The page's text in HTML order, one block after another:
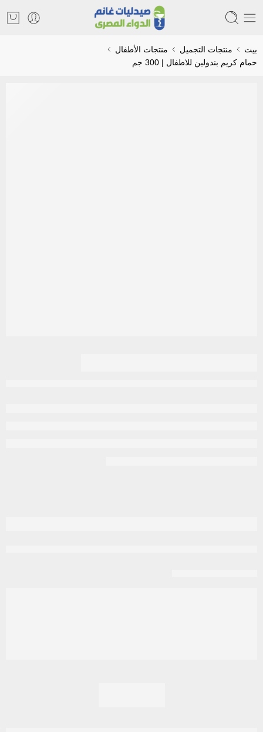
بيت منتجات التجميل
منتجات الأطفال
حمام كريم بندولين للاطفال | 300 جم